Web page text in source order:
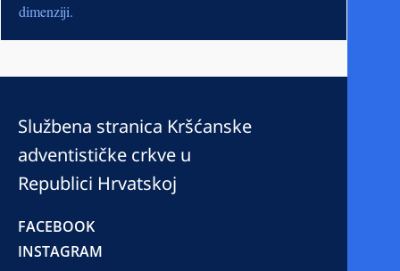
dimenziji.
Službena stranica Kršćanske
adventističke crkve u
Republici Hrvatskoj
FACEBOOK
INSTAGRAM